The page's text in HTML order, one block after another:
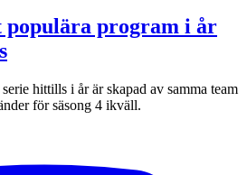
populära program i år
hittills i år är skapad av samma team
för säsong 4 ikväll.